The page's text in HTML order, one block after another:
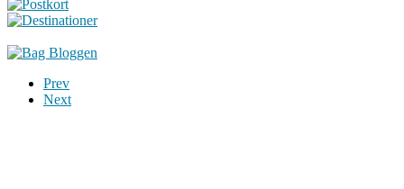
Prev
Next